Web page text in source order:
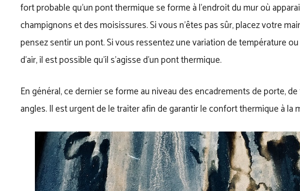
fort probable qu’un pont thermique se forme à l’endroit du mur où
champignons et des moisissures. Si vous n’êtes pas sûr, placez votre
pensez sentir un pont. Si vous ressentez une variation de température
d’air, il est possible qu’il s’agisse d’un pont thermique.
En général, ce dernier se forme au niveau des encadrements de porte,
angles. Il est urgent de le traiter afin de garantir le confort thermique à la